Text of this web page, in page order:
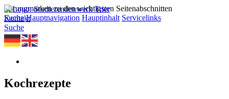
Sprungmarken zu den wichtigsten Seitenabschnitten
Suche Hauptnavigation Hauptinhalt Servicelinks
Kontakt
Suche
Kochrezepte